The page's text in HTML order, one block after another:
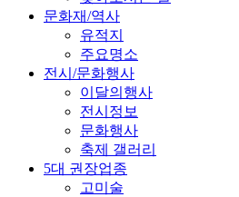
문화재/역사
유적지
주요명소
전시/문화행사
이달의행사
전시정보
문화행사
축제 갤러리
5대 권장업종
고미술